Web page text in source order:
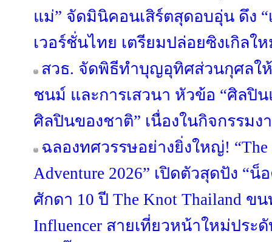
แม่” จัดมินิคอนเสิร์ตสุดอบอุ่น ดึง “
เวอร์ชั่นไทย เตรียมปล่อยซิงเกิลใ
สวธ. จัดพิธีทำบุญอุทิศส่วนกุศลใ
ชนม์ และการเสวนา หัวข้อ “ศิลปิ
ศิลปินของชาติ” เนื่องในกิจกรรม
ฉลองทศวรรษอย่างยิ่งใหญ่! “The
Adventure 2026” เปิดตัวสุดปัง “
ศักดา 10 ปี The Knot Thailand
Influencer สายเที่ยวหน้าใหม่ประ